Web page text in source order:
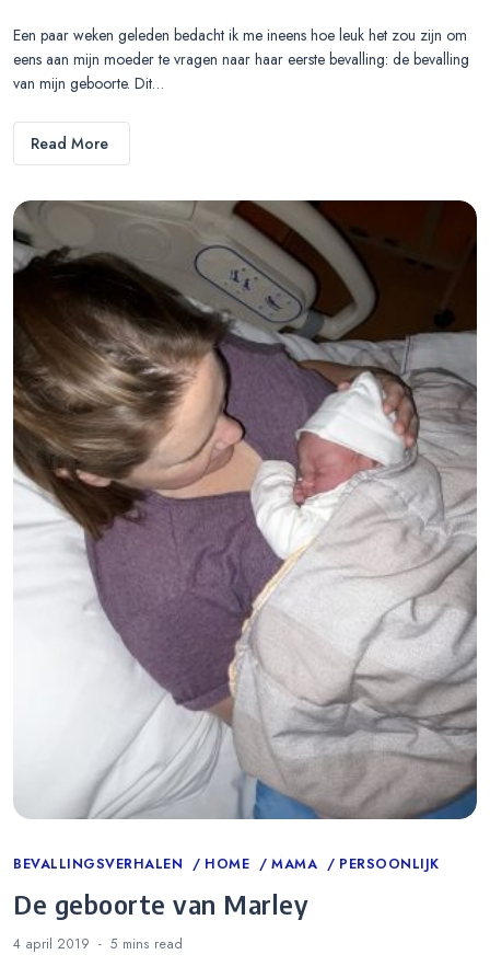
Een paar weken geleden bedacht ik me ineens hoe leuk het zou zijn om
eens aan mijn moeder te vragen naar haar eerste bevalling: de bevalling
van mijn geboorte. Dit…
Read More
Categories
BEVALLINGSVERHALEN HOME MAMA PERSOONLIJK
De geboorte van Marley
4 april 2019 5 mins read